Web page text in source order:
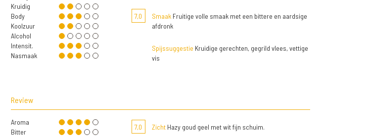
Kruidig
Body
Koolzuur
Alcohol
Intensit.
Nasmaak
7,0 SmaakFruitige volle smaak met een bittere en aardsige
afdronk
Spijssuggestie Kruidige gerechten, gegrild vlees, vettige
vis
Review
Aroma
Bitter
7,0 ZichtHazy goud geel met wit fijn schuim.